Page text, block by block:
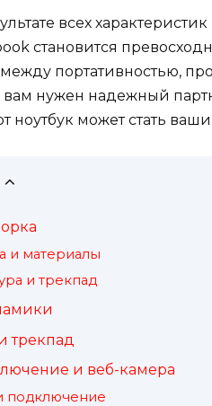
всех
становится
портативностью,
нужен надежный
ноутбук может стать
и материалы
и трекпад
трекпад
и веб-камера
подключение